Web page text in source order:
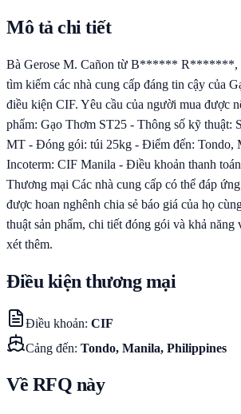
Mô tả chi tiết
Bà Gerose M. Cañon từ B****** R*******,
tìm kiếm các nhà cung cấp đáng tin cậy của
điều kiện CIF. Yêu cầu của người mua được
phẩm: Gạo Thơm ST25 - Thông số kỹ thuật:
MT - Đóng gói: túi 25kg - Điểm đến: Tondo,
Incoterm: CIF Manila - Điều khoản thanh
Thương mại Các nhà cung cấp có thể đáp
được hoan nghênh chia sẻ báo giá của họ
thuật sản phẩm, chi tiết đóng gói và khả năng
xét thêm.
Điều kiện thương mại
Điều khoản: CIF
Cảng đến: Tondo, Manila, Philippines
Về RFQ này